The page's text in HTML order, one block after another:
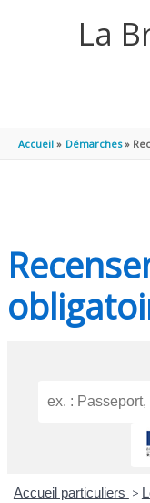
La
Accueil Démarches
Accueil particuliers >